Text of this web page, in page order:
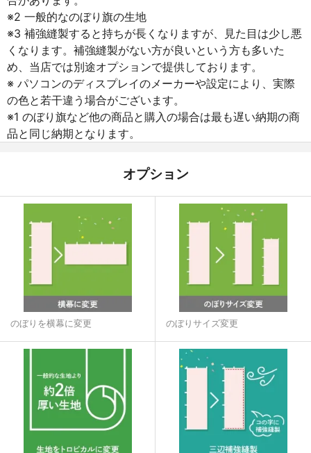
※2 一般的なのぼり旗の生地
※3 補強縫製すると持ちが長くなりますが、見た目は少し悪
くなります。補強縫製がない方が良いという方も多いた
め、当店では別途オプションで提供しております。
※ パソコンのディスプレイのメーカーや設定により、実際
の色と若干違う場合がございます。
※1 のぼり旗など他の商品と購入の場合は最も遅い納期の商
品と同じ納期となります。
オプション
のぼりを横幕に変更 のぼりサイズ変更